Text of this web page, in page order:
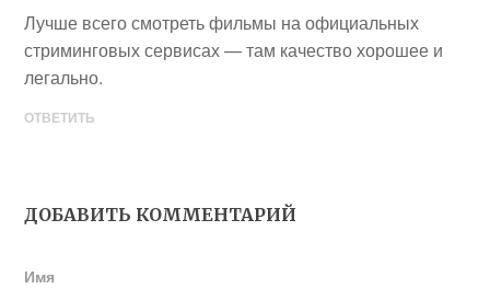
Лучше всего смотреть фильмы на официальных
стриминговых сервисах — там качество хорошее и
легально.
ОТВЕТИТЬ
ДОБАВИТЬ КОММЕНТАРИЙ
Имя